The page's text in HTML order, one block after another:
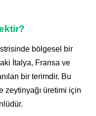
bölgesel bir
İtalya, Fransa ve
bir terimdir. Bu
zeytinyağı üretimi için